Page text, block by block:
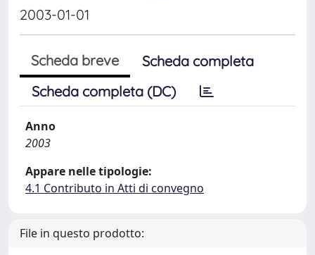
2003-01-01
Scheda breve
Scheda completa
Scheda completa (DC)
Anno
2003
Appare nelle tipologie:
4.1 Contributo in Atti di convegno
File in questo prodotto: